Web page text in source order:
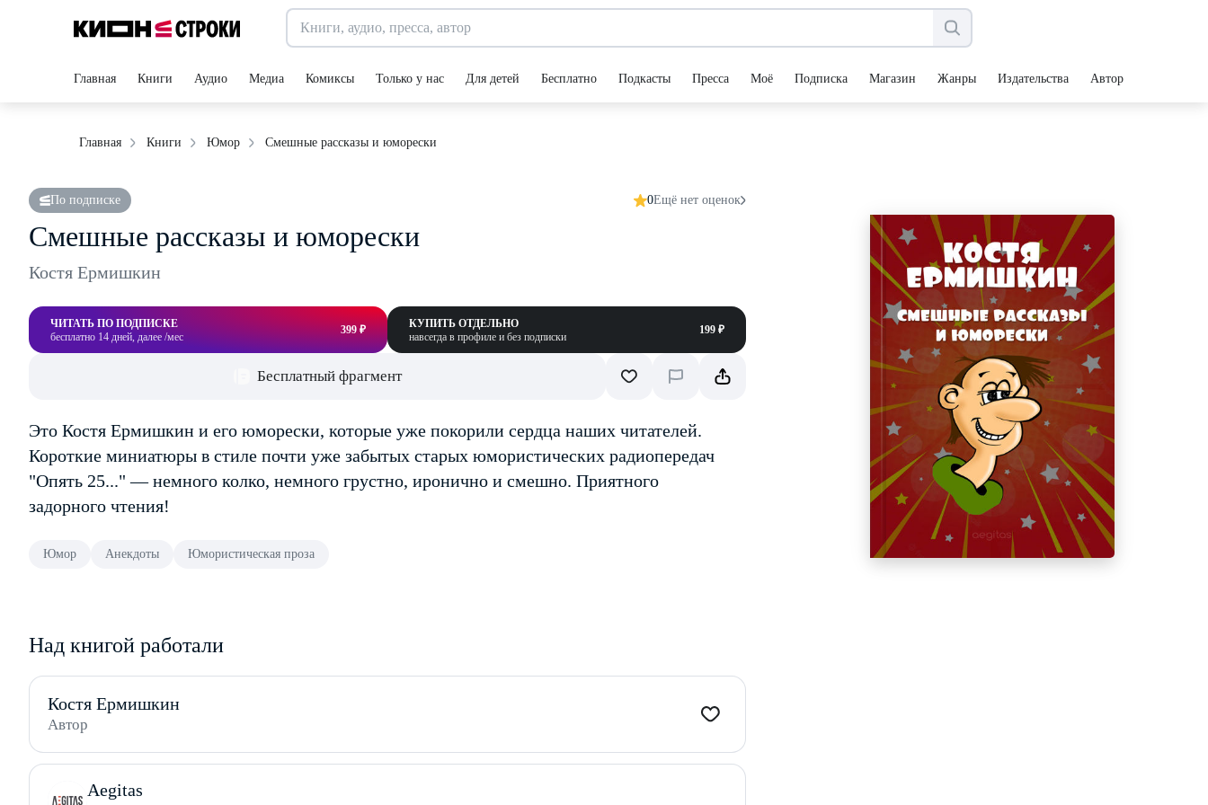
Главная Книги Аудио Медиа Комиксы Только у нас Для детей Бесплатно Подкасты Пресса Моё Подписка Магазин Жанры Издательства Авторы
Главная Книги Юмор Смешные рассказы и юморески
По подписке 0Ещё нет оценок
Смешные рассказы и юморески
Костя Ермишкин
ЧИТАТЬ ПО ПОДПИСКЕ
бесплатно 14 дней, далее /мес
399 ₽
КУПИТЬ ОТДЕЛЬНО
навсегда в профиле и без подписки
199 ₽
Бесплатный фрагмент
Это Костя Ермишкин и его юморески, которые уже покорили сердца наших читателей.
Короткие миниатюры в стиле почти уже забытых старых юмористических радиопередач
"Опять 25..." — немного колко, немного грустно, иронично и смешно. Приятного
задорного чтения!
Юмор Анекдоты Юмористическая проза
Над книгой работали
Костя Ермишкин
Автор
Aegitas